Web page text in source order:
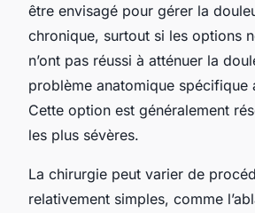
être envisagé pour gérer la
chronique, surtout si les options
n’ont pas réussi à atténuer la
problème anatomique spécifique
Cette option est généralement
les plus sévères.
La chirurgie peut varier de
relativement simples, comme